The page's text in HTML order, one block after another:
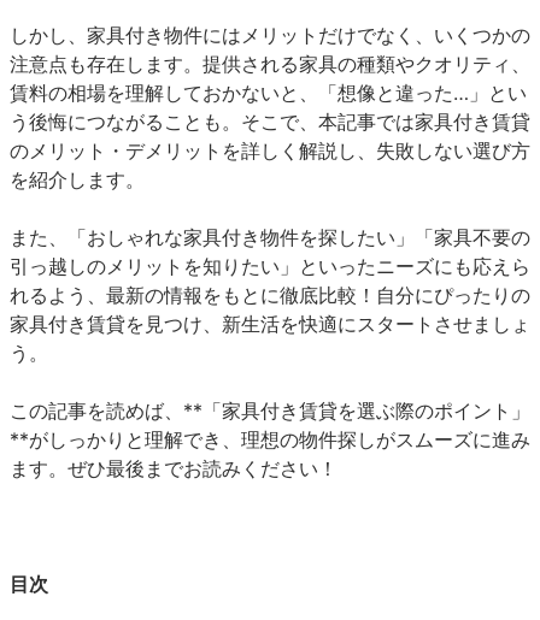
しかし、家具付き物件にはメリットだけでなく、いくつかの
注意点も存在します。提供される家具の種類やクオリティ、
賃料の相場を理解しておかないと、「想像と違った…」とい
う後悔につながることも。そこで、本記事では家具付き賃貸
のメリット・デメリットを詳しく解説し、失敗しない選び方
を紹介します。
また、「おしゃれな家具付き物件を探したい」「家具不要の
引っ越しのメリットを知りたい」といったニーズにも応えら
れるよう、最新の情報をもとに徹底比較！自分にぴったりの
家具付き賃貸を見つけ、新生活を快適にスタートさせましょ
う。
この記事を読めば、**「家具付き賃貸を選ぶ際のポイント」
**がしっかりと理解でき、理想の物件探しがスムーズに進み
ます。ぜひ最後までお読みください！
目次